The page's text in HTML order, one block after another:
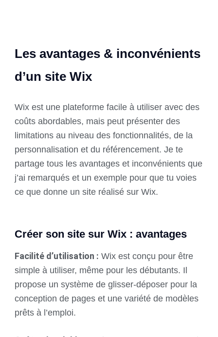
Les avantages & inconvénients
d’un site Wix
Wix est une plateforme facile à utiliser avec des
coûts abordables, mais peut présenter des
limitations au niveau des fonctionnalités, de la
personnalisation et du référencement. Je te
partage tous les avantages et inconvénients que
j’ai remarqués et un exemple pour que tu voies
ce que donne un site réalisé sur Wix.
Créer son site sur Wix : avantages
Facilité d’utilisation : Wix est conçu pour être
simple à utiliser, même pour les débutants. Il
propose un système de glisser-déposer pour la
conception de pages et une variété de modèles
prêts à l’emploi.